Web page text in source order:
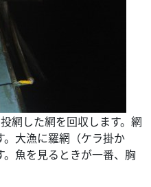
網した網を回収します。網
大漁に羅網（ケラ掛か
魚を見るときが一番、胸